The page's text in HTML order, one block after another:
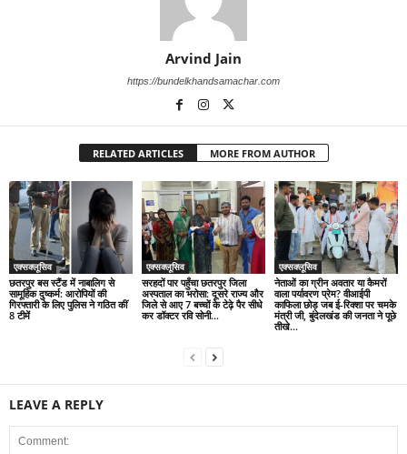
Arvind Jain
https://bundelkhandsamachar.com
RELATED ARTICLES MORE FROM AUTHOR
एक्सक्लूसिव
छतरपुर बस स्टैंड में नाबालिग से
सामूहिक दुष्कर्म: आरोपियों की
गिरफ्तारी के लिए पुलिस ने गठित कीं
8 टीमें
एक्सक्लूसिव
सरहदों पार पहुँचा छतरपुर जिला
अस्पताल का भरोसा: दूसरे राज्य और
जिले से आए 7 बच्चों के टेढ़े पैर सीधे
कर डॉक्टर रवि सोनी...
एक्सक्लूसिव
नेताओं का ग्रीन अवतार या कैमरों
वाला पर्यावरण प्रेम? वीआईपी
काफिला छोड़ जब ई-रिक्शा पर चमके
मंत्री जी, बुंदेलखंड की जनता ने पूछे
तीखे...
LEAVE A REPLY